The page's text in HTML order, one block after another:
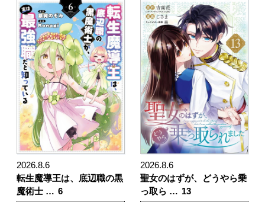
2026.8.6
転生魔導王は、底辺職の黒
魔術士 … 6
2026.8.6
聖女のはずが、どうやら乗
っ取ら … 13